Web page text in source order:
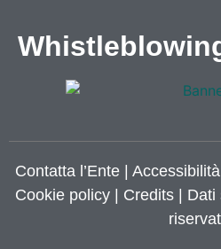
Contatta l’Ente| Accessibilità
Cookie policy| Credits| Dati